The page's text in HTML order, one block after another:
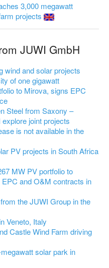
3,000 megawatt
projects
JUWI GmbH
wind and solar projects
of one gigawatt
to Mirova, signs EPC
Steel from Saxony –
joint projects
is not available in the
PV projects in South Africa
MW PV portfolio to
and O&M contracts in
the JUWI Group in the
Veneto, Italy
Castle Wind Farm driving
solar park in